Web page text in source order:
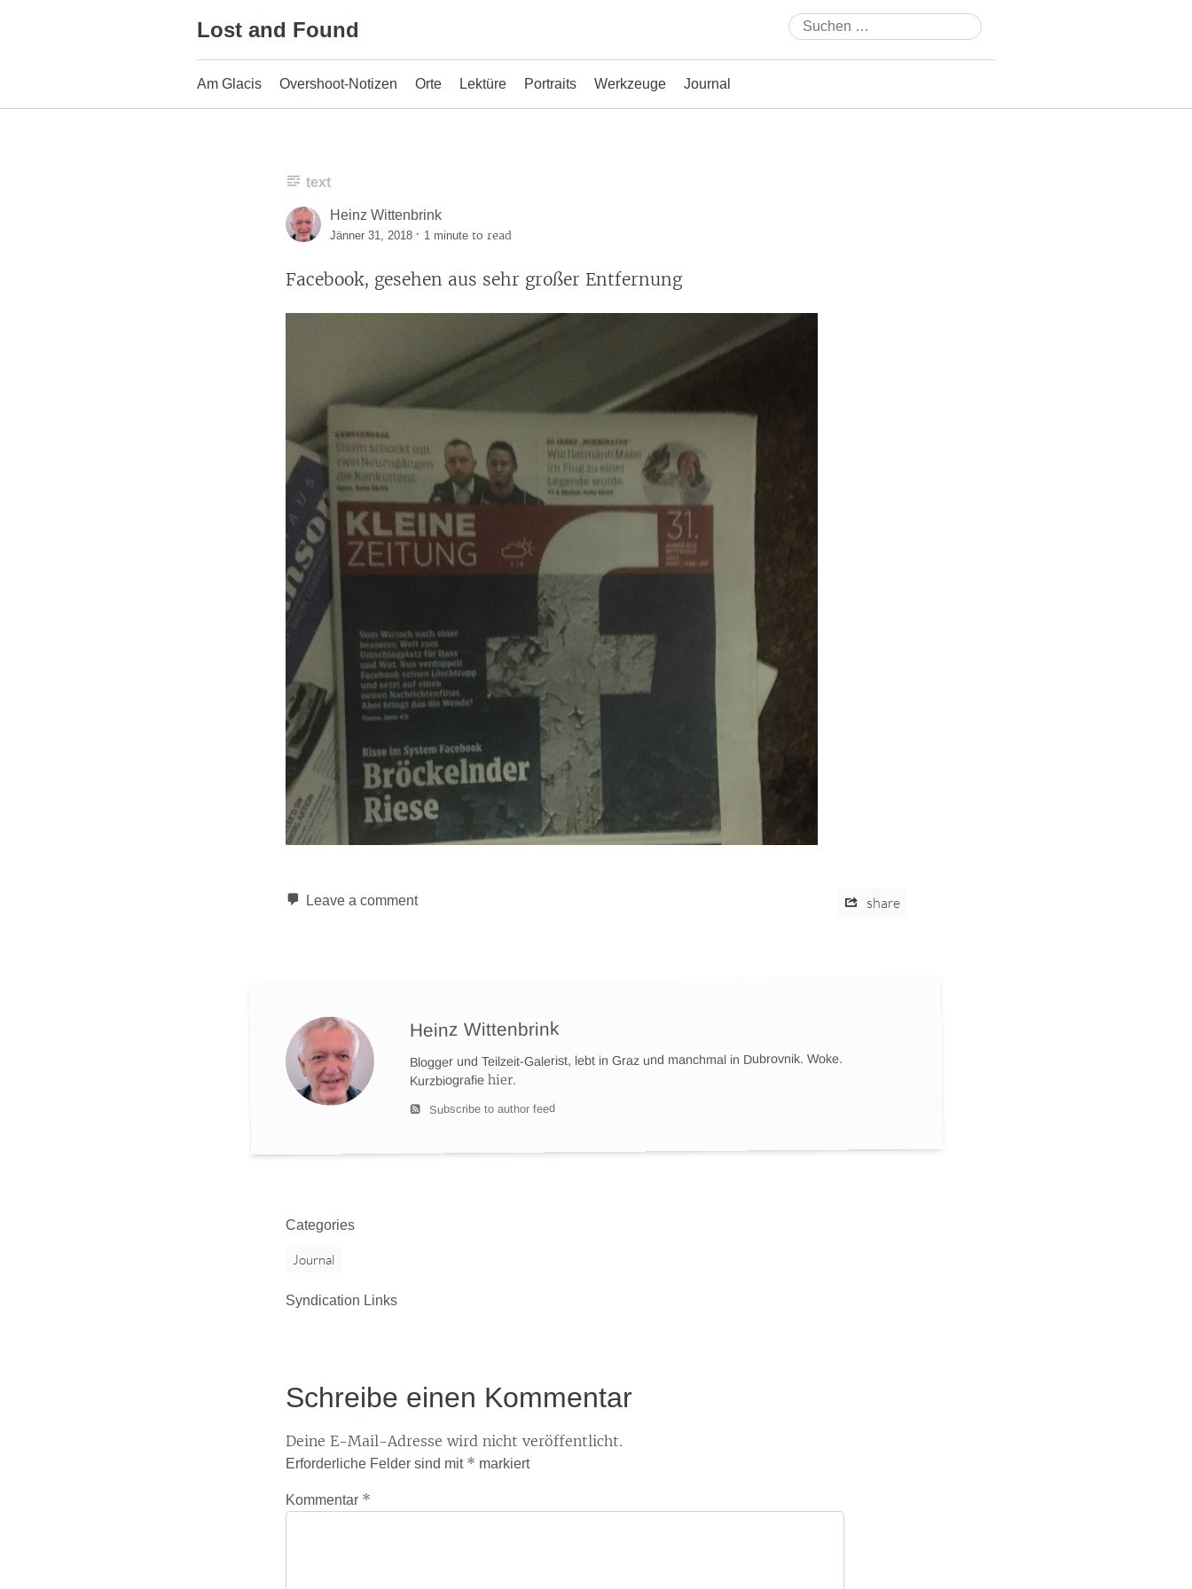
Lost and Found
Suchen
nach:
Am Glacis Overshoot-Notizen Orte Lektüre Portraits Werkzeuge Journal
text
Heinz Wittenbrink
Jänner 31, 2018 · 1 minute to read
Facebook, gesehen aus sehr großer Entfernung
Leave a comment share
Heinz Wittenbrink
Blogger und Teilzeit-Galerist, lebt in Graz und manchmal in Dubrovnik. Woke.
Kurzbiografiehier.
Subscribe to author feed
Categories
Journal
Syndication Links
Schreibe einen Kommentar
Deine E-Mail-Adresse wird nicht veröffentlicht.
Erforderliche Felder sind mit * markiert
Kommentar *